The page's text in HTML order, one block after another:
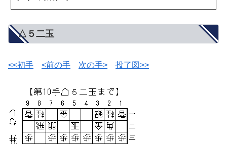
△５二玉
<<初手 <前の手 次の手> 投了図>>